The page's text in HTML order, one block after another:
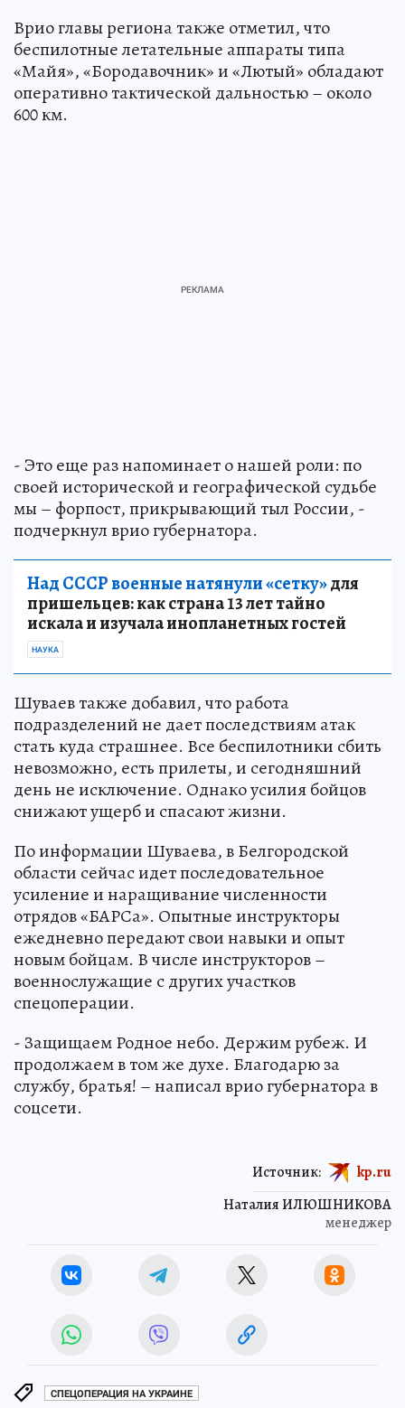
Врио главы региона также отметил, что
беспилотные летательные аппараты типа
«Майя», «Бородавочник» и «Лютый» обладают
оперативно тактической дальностью – около
600 км.
- Это еще раз напоминает о нашей роли: по
своей исторической и географической судьбе
мы – форпост, прикрывающий тыл России, -
подчеркнул врио губернатора.
Над СССР военные натянули «сетку»для
пришельцев: как страна 13 лет тайно
искала и изучала инопланетных гостей
НАУКА
Шуваев также добавил, что работа
подразделений не дает последствиям атак
стать куда страшнее. Все беспилотники сбить
невозможно, есть прилеты, и сегодняшний
день не исключение. Однако усилия бойцов
снижают ущерб и спасают жизни.
По информации Шуваева, в Белгородской
области сейчас идет последовательное
усиление и наращивание численности
отрядов «БАРСа». Опытные инструкторы
ежедневно передают свои навыки и опыт
новым бойцам. В числе инструкторов –
военнослужащие с других участков
спецоперации.
- Защищаем Родное небо. Держим рубеж. И
продолжаем в том же духе. Благодарю за
службу, братья! – написал врио губернатора в
соцсети.
Наталия ИЛЮШНИКОВА
менеджер
Источник: kp.ru
СПЕЦОПЕРАЦИЯ НА УКРАИНЕ